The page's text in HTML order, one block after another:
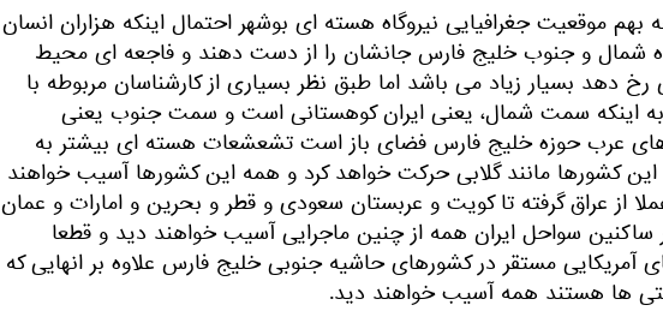
بهم موقعیت جغرافیایی نیروگاه هسته ای بوشهر احتمال اینکه هزاران انسان
شمال و جنوب خلیج فارس جانشان را از دست دهند و فاجعه ای محیط
دهد بسیار زیاد می باشد اما طبق نظر بسیاری از کارشناسان مربوطه با
اینکه سمت شمال، یعنی ایران کوهستانی است و سمت جنوب یعنی
عرب حوزه خلیج فارس فضای باز است تشعشعات هسته ای بیشتر به
کشورها مانند گلابی حرکت خواهد کرد و همه این کشورها آسیب خواهند
از عراق گرفته تا کویت و عربستان سعودی و قطر و بحرین و امارات و عمان
ساکنین سواحل ایران همه از چنین ماجرایی آسیب خواهند دید و قطعا
آمریکایی مستقر در کشورهای حاشیه جنوبی خلیج فارس علاوه بر انهایی که
ها هستند همه آسیب خواهند دید.